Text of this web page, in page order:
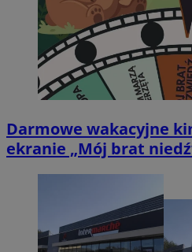
Darmowe wakacyjne
ekranie „Mój brat